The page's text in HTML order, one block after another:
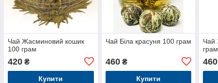
Чай Жасминовий кошик
100 грам
420 ₴
Купити
Чай Біла красуня 100 грам
460₴
Купити
Чай
грам
460